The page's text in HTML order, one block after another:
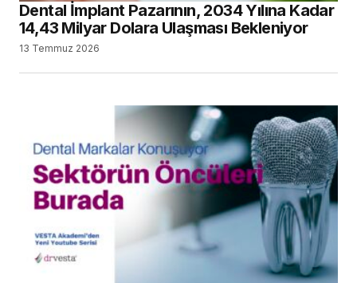
Dental İmplant Pazarının, 2034 Yılına Kadar
14,43 Milyar Dolara Ulaşması Bekleniyor
13 Temmuz 2026